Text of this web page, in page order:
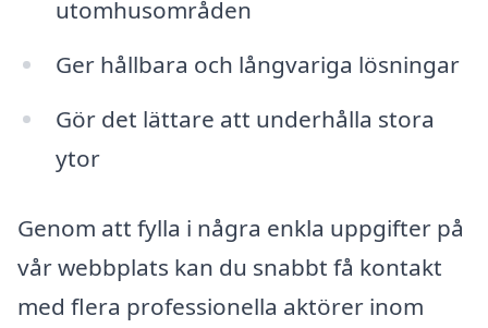
utomhusområden
Ger hållbara och långvariga lösningar
Gör det lättare att underhålla stora
ytor
Genom att fylla i några enkla uppgifter på
vår webbplats kan du snabbt få kontakt
med flera professionella aktörer inom